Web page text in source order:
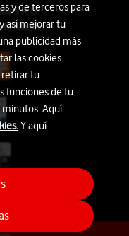
S.A.U.
Madrid
y de terceros para
así mejorar tu
publicidad más
las cookies
retirar tu
funciones de tu
Aquí
Y aquí